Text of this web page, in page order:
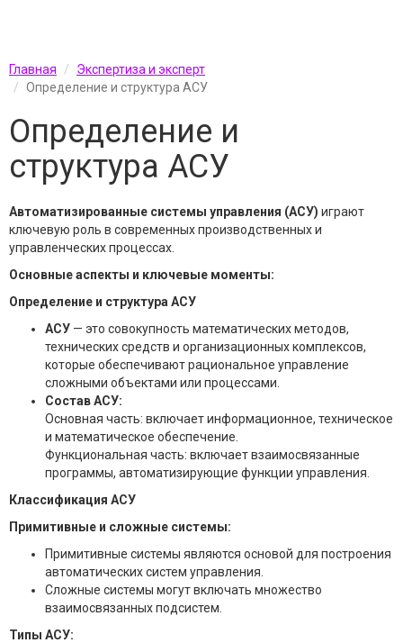
Главная
Экспертиза и эксперт
Определение и структура АСУ
Определение и
структура АСУ
Автоматизированные системы управления (АСУ) играют
ключевую роль в современных производственных и
управленческих процессах.
Основные аспекты и ключевые моменты:
Определение и структура АСУ
АСУ — это совокупность математических методов,
технических средств и организационных комплексов,
которые обеспечивают рациональное управление
сложными объектами или процессами.
Состав АСУ:
Основная часть: включает информационное, техническое
и математическое обеспечение.
Функциональная часть: включает взаимосвязанные
программы, автоматизирующие функции управления.
Классификация АСУ
Примитивные и сложные системы:
Примитивные системы являются основой для построения
автоматических систем управления.
Сложные системы могут включать множество
взаимосвязанных подсистем.
Типы АСУ: